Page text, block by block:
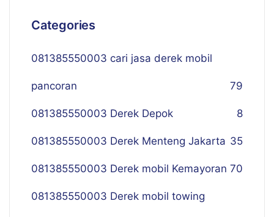
Categories
081385550003 cari jasa derek mobil
pancoran 79
081385550003 Derek Depok 8
081385550003 Derek Menteng Jakarta 35
081385550003 Derek mobil Kemayoran 70
081385550003 Derek mobil towing